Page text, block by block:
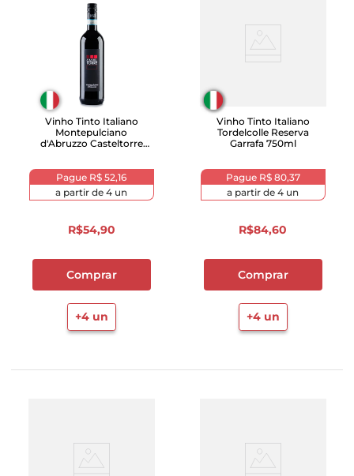
Vinho Tinto Italiano
Montepulciano
d'Abruzzo Casteltorre
Pague R$ 52,16
a partir de 4 un
R$54,90
Comprar
+4un
Vinho Tinto Italiano
Tordelcolle Reserva
Garrafa 750ml
Pague R$ 80,37
a partir de 4 un
R$84,60
Comprar
+4un